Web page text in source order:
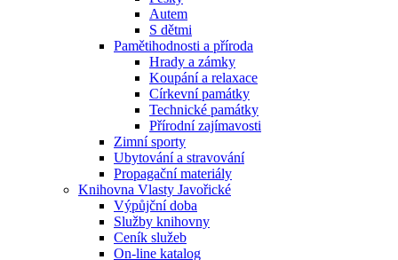
Autem
S dětmi
Pamětihodnosti a příroda
Hrady a zámky
Koupání a relaxace
Církevní památky
Technické památky
Přírodní zajímavosti
Zimní sporty
Ubytování a stravování
Propagační materiály
Knihovna Vlasty Javořické
Výpůjční doba
Služby knihovny
Ceník služeb
On-line katalog